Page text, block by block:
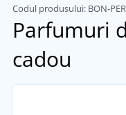
Codul produsului: BON-
Parfumuri
cadou